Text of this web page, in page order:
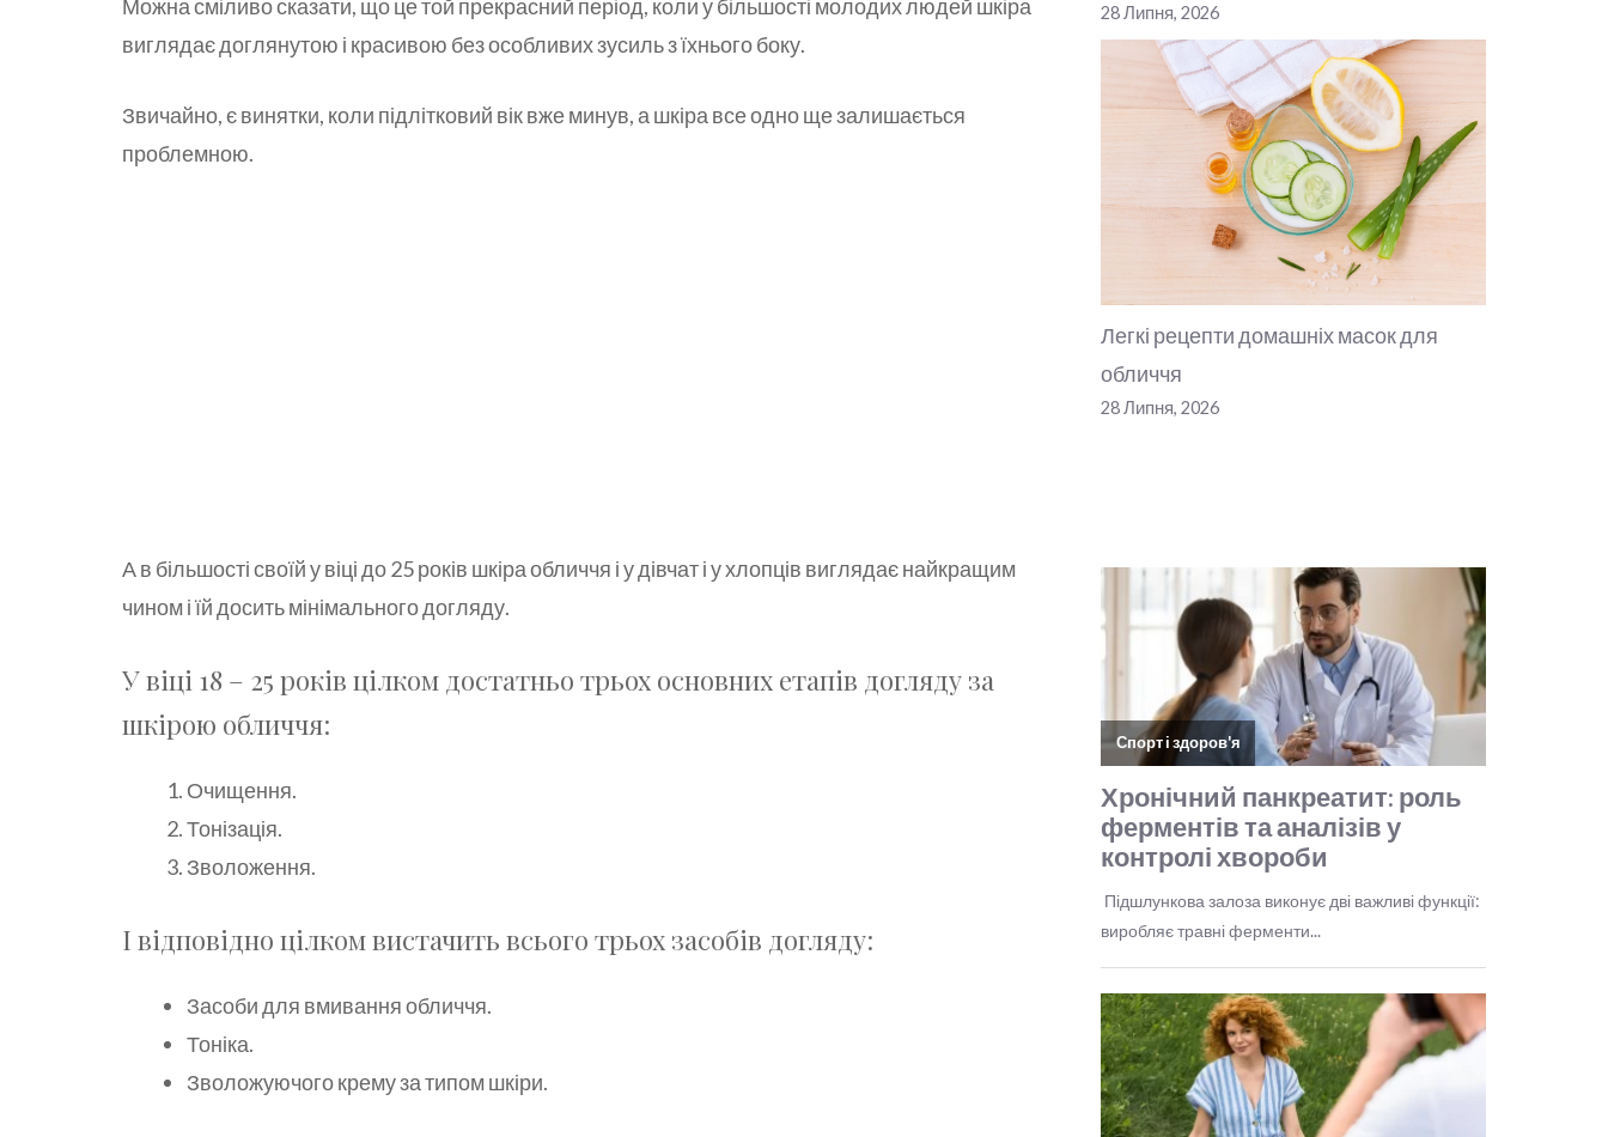
Можна сміливо сказати, що це той прекрасний період, коли у більшості молодих людей шкіра
виглядає доглянутою і красивою без особливих зусиль з їхнього боку.
Звичайно, є винятки, коли підлітковий вік вже минув, а шкіра все одно ще залишається
проблемною.
А в більшості своїй у віці до 25 років шкіра обличчя і у дівчат і у хлопців виглядає найкращим
чином і їй досить мінімального догляду.
У віці 18 – 25 років цілком достатньо трьох основних етапів догляду за
шкірою обличчя:
Очищення.
Тонізація.
Зволоження.
І відповідно цілком вистачить всього трьох засобів догляду:
Засоби для вмивання обличчя.
Тоніка.
Зволожуючого крему за типом шкіри.
28 Липня, 2026
Легкі рецепти домашніх масок для
обличчя
28 Липня, 2026